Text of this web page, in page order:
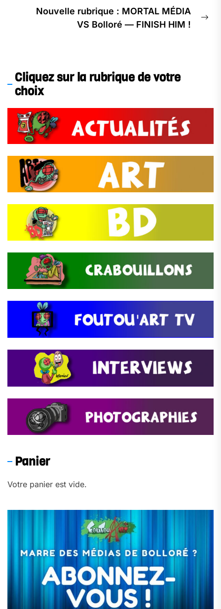
Nouvelle rubrique : MORTAL MÉDIA
VS Bolloré — FINISH HIM !
Cliquez sur la rubrique de votre
choix
Panier
Votre panier est vide.